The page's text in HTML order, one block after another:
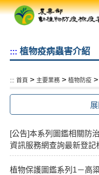
跳
::: 植物疫病蟲害介紹
::: 首頁 > 主要業務 > 植物防疫 >
[公告]本系列圖鑑相關防
資訊服務網查詢最新登
植物保護圖鑑系列1－高